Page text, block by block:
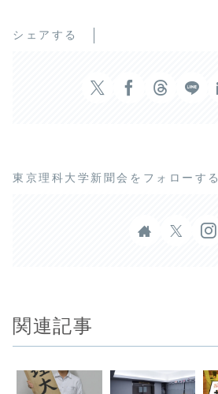
シェアする
東京理科大学新聞会をフォローする
関連記事